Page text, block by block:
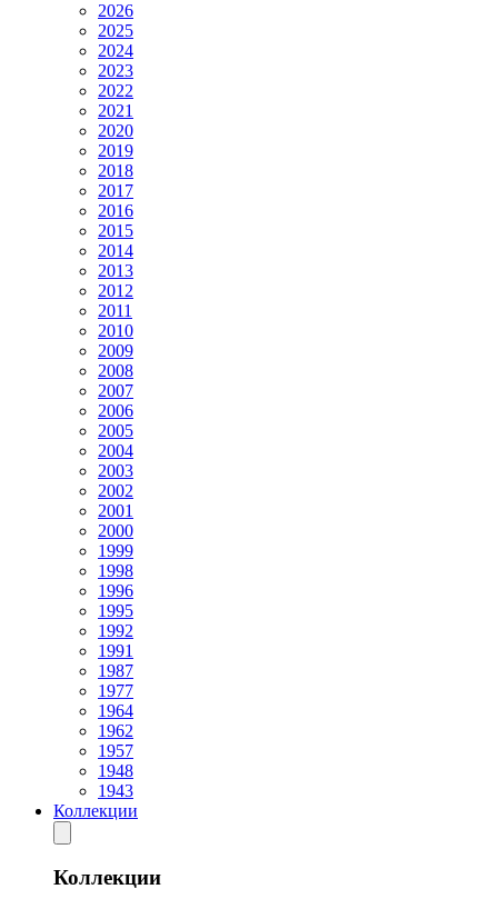
2026
2025
2024
2023
2022
2021
2020
2019
2018
2017
2016
2015
2014
2013
2012
2011
2010
2009
2008
2007
2006
2005
2004
2003
2002
2001
2000
1999
1998
1996
1995
1992
1991
1987
1977
1964
1962
1957
1948
1943
Коллекции
Коллекции